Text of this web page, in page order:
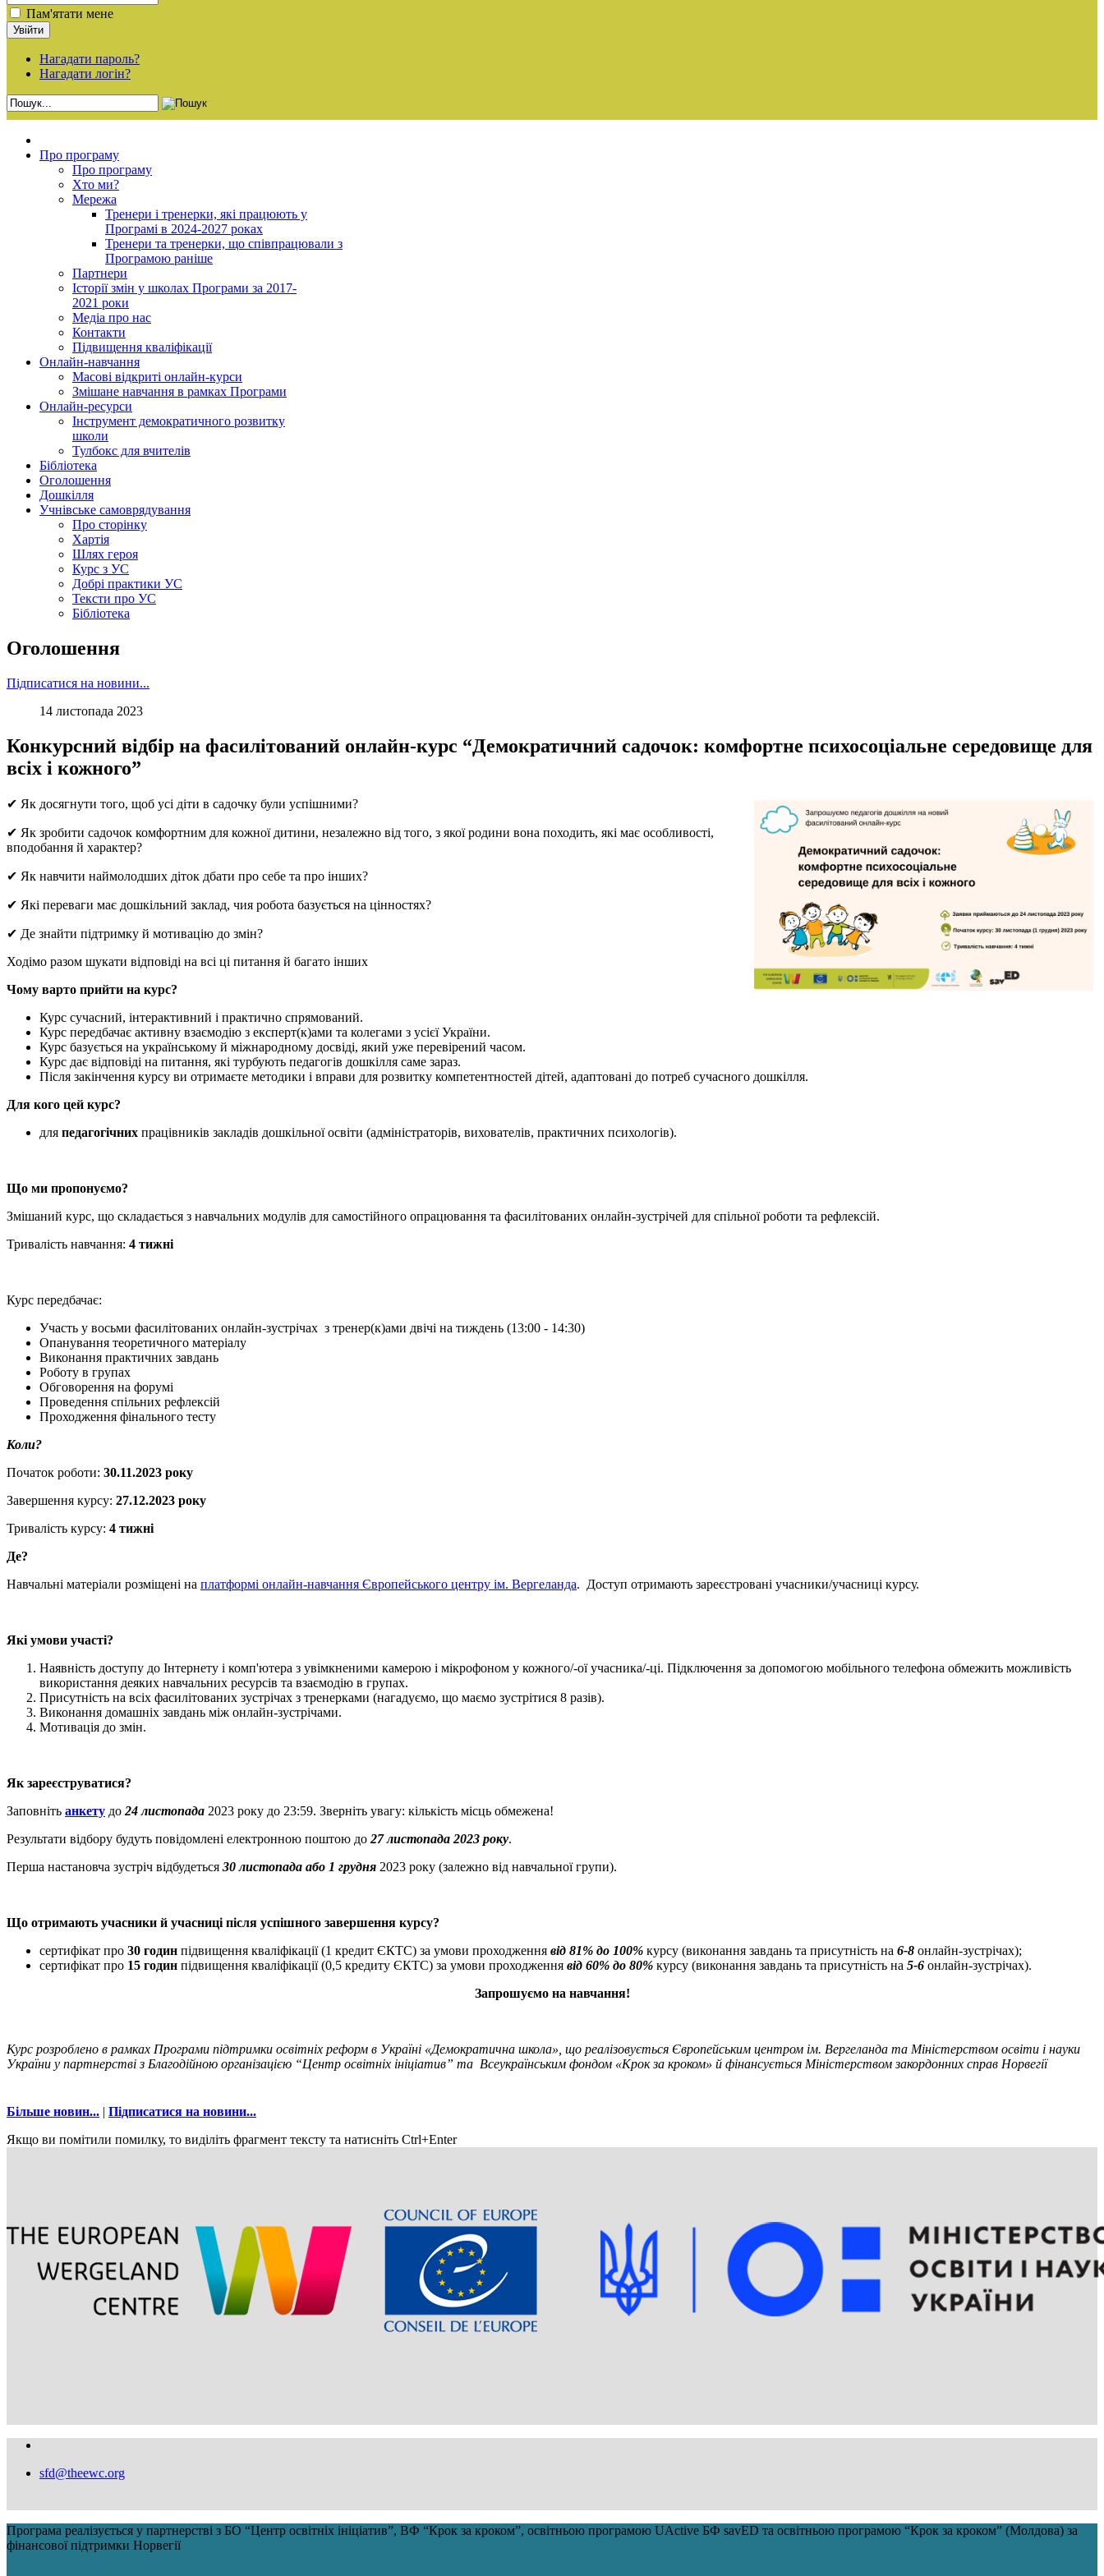
Пам'ятати мене
Нагадати пароль?
Нагадати логін?
Про програму
Про програму
Хто ми?
Мережа
Тренери і тренерки, які працюють у
Програмі в 2024-2027 роках
Тренери та тренерки, що співпрацювали з
Програмою раніше
Партнери
Історії змін у школах Програми за 2017-
2021 роки
Медіа про нас
Контакти
Підвищення кваліфікації
Онлайн-навчання
Масові відкриті онлайн-курси
Змішане навчання в рамках Програми
Онлайн-ресурси
Інструмент демократичного розвитку
школи
Тулбокс для вчителів
Бібліотека
Оголошення
Дошкілля
Учнівське самоврядування
Про сторінку
Хартія
Шлях героя
Курс з УС
Добрі практики УС
Тексти про УС
Бібліотека
Оголошення
Підписатися на новини...
14 листопада 2023
Конкурсний відбір на фасилітований онлайн-курс “Демократичний садочок: комфортне психосоціальне середовище для
всіх і кожного”
✔ Як досягнути того, щоб усі діти в садочку були успішними?
✔ Як зробити садочок комфортним для кожної дитини, незалежно від того, з якої родини вона походить, які має особливості,
вподобання й характер?
✔ Як навчити наймолодших діток дбати про себе та про інших?
✔ Які переваги має дошкільний заклад, чия робота базується на цінностях?
✔ Де знайти підтримку й мотивацію до змін?
Ходімо разом шукати відповіді на всі ці питання й багато інших
Чому варто прийти на курс?
Курс сучасний, інтерактивний і практично спрямований.
Курс передбачає активну взаємодію з експерт(к)ами та колегами з усієї України.
Курс базується на українському й міжнародному досвіді, який уже перевірений часом.
Курс дає відповіді на питання, які турбують педагогів дошкілля саме зараз.
Після закінчення курсу ви отримаєте методики і вправи для розвитку компетентностей дітей, адаптовані до потреб сучасного дошкілля.
Для кого цей курс?
для педагогічних працівників закладів дошкільної освіти (адміністраторів, вихователів, практичних психологів).
Що ми пропонуємо?
Змішаний курс, що складається з навчальних модулів для самостійного опрацювання та фасилітованих онлайн-зустрічей для спільної роботи та рефлексій.
Тривалість навчання: 4 тижні
Курс передбачає:
Участь у восьми фасилітованих онлайн-зустрічах з тренер(к)ами двічі на тиждень (13:00 - 14:30)
Опанування теоретичного матеріалу
Виконання практичних завдань
Роботу в групах
Обговорення на форумі
Проведення спільних рефлексій
Проходження фінального тесту
Коли?
Початок роботи: 30.11.2023 року
Завершення курсу: 27.12.2023 року
Тривалість курсу: 4 тижні
Де?
Навчальні матеріали розміщені на платформі онлайн-навчання Європейського центру ім. Вергеланда. Доступ отримають зареєстровані учасники/учасниці курсу.
Які умови участі?
Наявність доступу до Інтернету і комп'ютера з увімкненими камерою і мікрофоном у кожного/-ої учасника/-ці. Підключення за допомогою мобільного телефона обмежить можливість
використання деяких навчальних ресурсів та взаємодію в групах.
Присутність на всіх фасилітованих зустрічах з тренерками (нагадуємо, що маємо зустрітися 8 разів).
Виконання домашніх завдань між онлайн-зустрічами.
Мотивація до змін.
Як зареєструватися?
Заповніть анкету до 24 листопада 2023 року до 23:59. Зверніть увагу: кількість місць обмежена!
Результати відбору будуть повідомлені електронною поштою до 27 листопада 2023 року.
Перша настановча зустріч відбудеться 30 листопада або 1 грудня 2023 року (залежно від навчальної групи).
Що отримають учасники й учасниці після успішного завершення курсу?
сертифікат про 30 годин підвищення кваліфікації (1 кредит ЄКТС) за умови проходження від 81% до 100% курсу (виконання завдань та присутність на 6-8 онлайн-зустрічах);
сертифікат про 15 годин підвищення кваліфікації (0,5 кредиту ЄКТС) за умови проходження від 60% до 80% курсу (виконання завдань та присутність на 5-6 онлайн-зустрічах).
Запрошуємо на навчання!
Курс розроблено в рамках Програми підтримки освітніх реформ в Україні «Демократична школа», що реалізовується Європейським центром ім. Вергеланда та Міністерством освіти і науки
України у партнерстві з Благодійною організацією “Центр освітніх ініціатив” та Всеукраїнським фондом «Крок за кроком» й фінансується Міністерством закордонних справ Норвегії
Більше новин... | Підписатися на новини...
Якщо ви помітили помилку, то виділіть фрагмент тексту та натисніть Ctrl+Enter
sfd@theewc.org
Програма реалізується у партнерстві з БО “Центр освітніх ініціатив”, ВФ “Крок за кроком”, освітньою програмою UActive БФ savED та освітньою програмою “Крок за кроком” (Молдова) за
фінансової підтримки Норвегії